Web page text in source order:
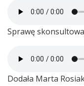
Sprawę
Dodała Marta